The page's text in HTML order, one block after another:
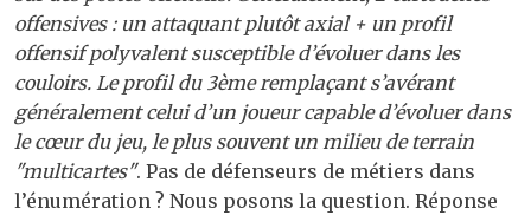
offensives : un attaquant plutôt axial + un profil
offensif polyvalent susceptible d’évoluer dans les
couloirs. Le profil du 3ème remplaçant s’avérant
généralement celui d’un joueur capable d’évoluer dans
le cœur du jeu, le plus souvent un milieu de terrain
"multicartes". Pas de défenseurs de métiers dans
l’énumération ? Nous posons la question. Réponse